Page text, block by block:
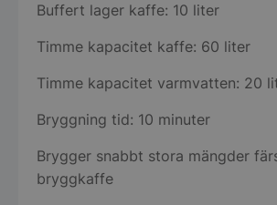
Buffert lager kaffe: 10 liter
Timme kapacitet kaffe: 60 liter
Timme kapacitet varmvatten: 20
Bryggning tid: 10 minuter
Brygger snabbt stora mängder
bryggkaffe